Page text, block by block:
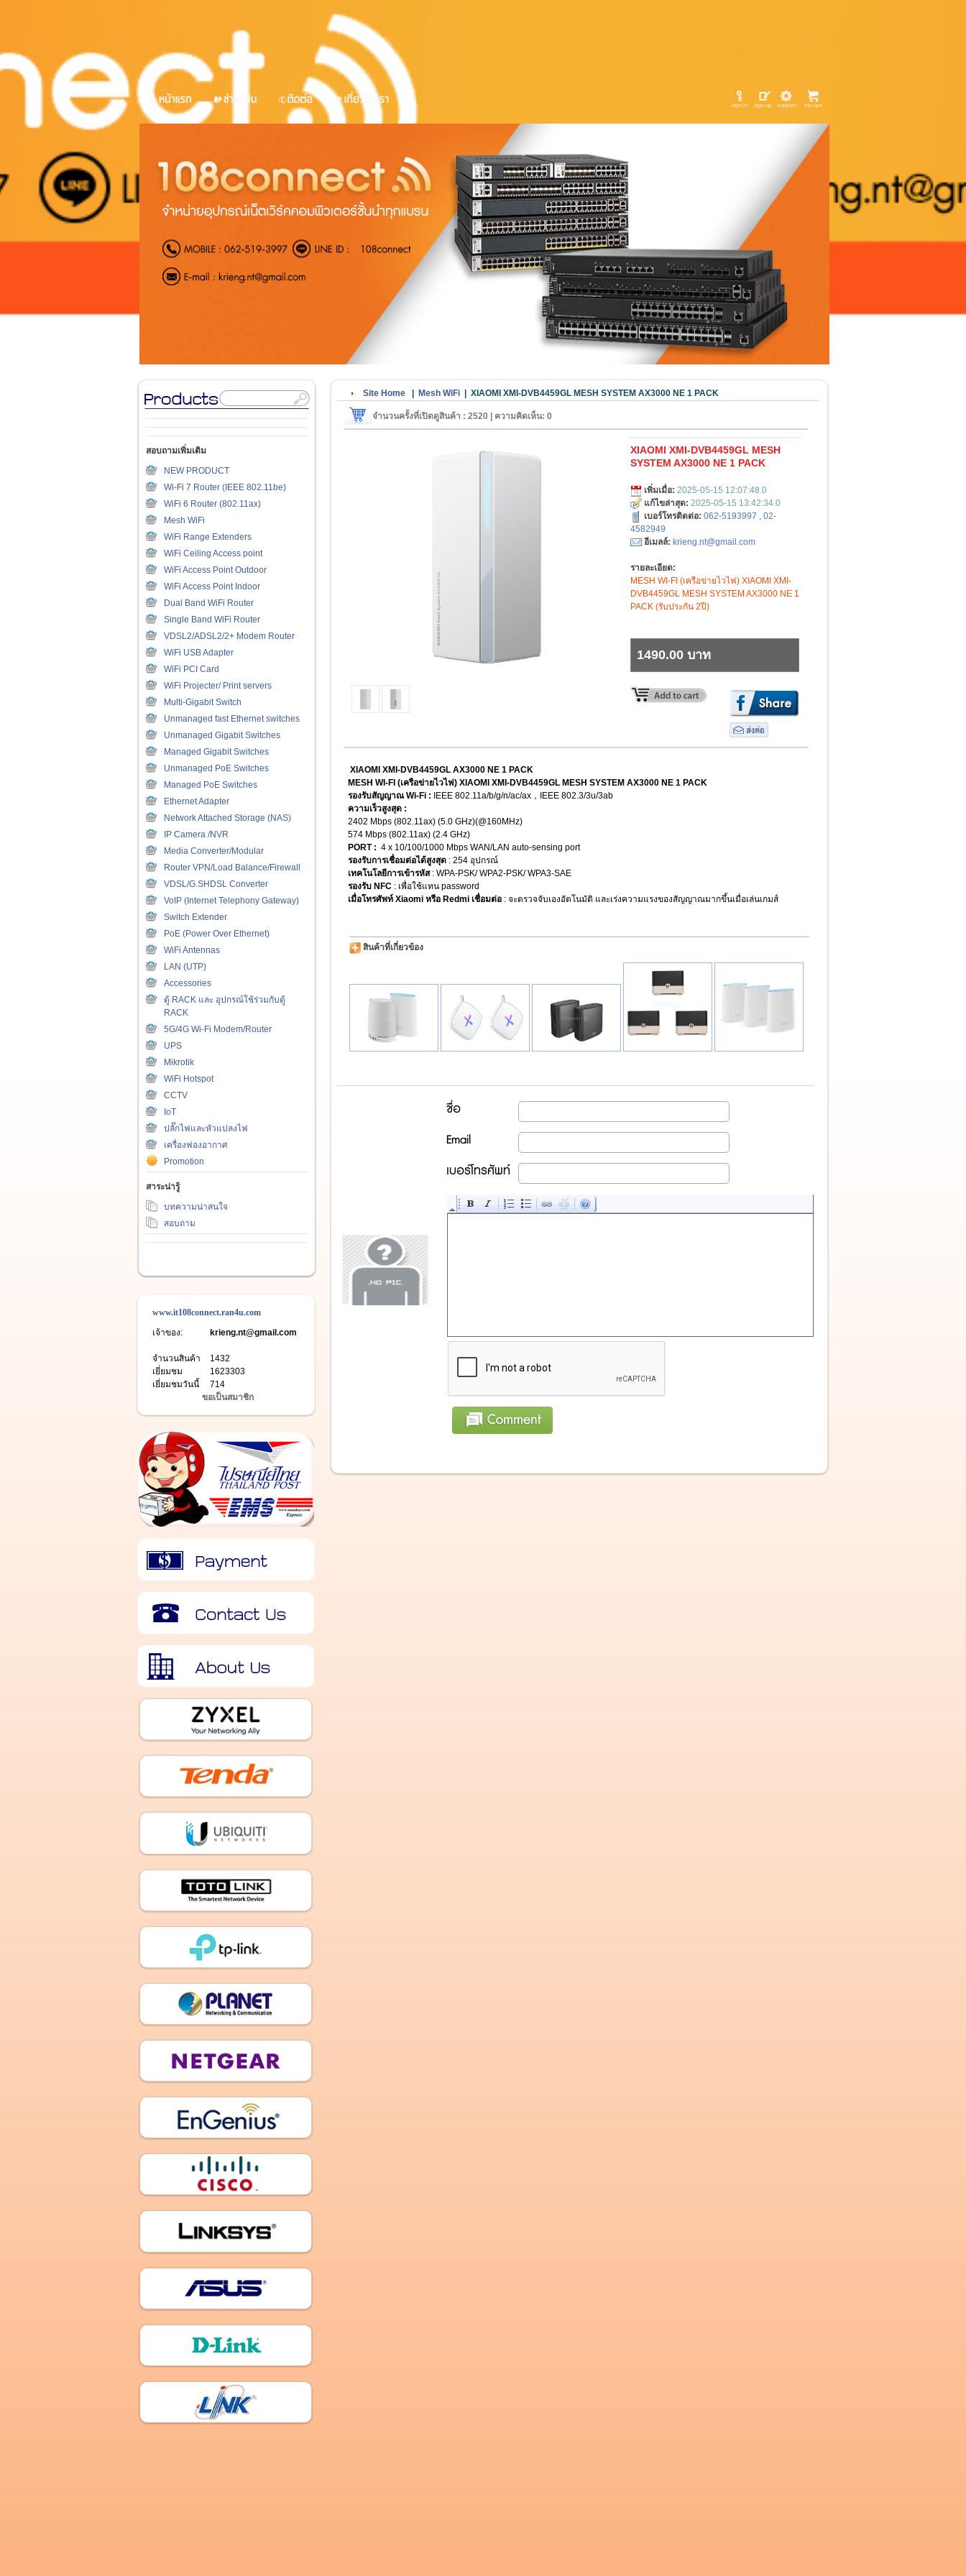
สอบถามเพิ่มเติม
NEW PRODUCT
Wi-Fi 7 Router (IEEE 802.11be)
WiFi 6 Router (802.11ax)
Mesh WiFi
WiFi Range Extenders
WiFi Ceiling Access point
WiFi Access Point Outdoor
WiFi Access Point Indoor
Dual Band WiFi Router
Single Band WiFi Router
VDSL2/ADSL2/2+ Modem Router
WiFi USB Adapter
WiFi PCI Card
WiFi Projecter/ Print servers
Multi-Gigabit Switch
Unmanaged fast Ethernet switches
Unmanaged Gigabit Switches
Managed Gigabit Switches
Unmanaged PoE Switches
Managed PoE Switches
Ethernet Adapter
Network Attached Storage (NAS)
IP Camera /NVR
Media Converter/Modular
Router VPN/Load Balance/Firewall
VDSL/G.SHDSL Converter
VoIP (Internet Telephony Gateway)
Switch Extender
PoE (Power Over Ethernet)
WiFi Antennas
LAN (UTP)
Accessories
ตู้ RACK และ อุปกรณ์ใช้ร่วมกับตู้
RACK
5G/4G Wi-Fi Modem/Router
UPS
Mikrotik
WiFi Hotspot
CCTV
IoT
ปลั๊กไฟและหัวแปลงไฟ
เครื่องฟองอากาศ
Promotion
สาระน่ารู้
บทความน่าสนใจ
สอบถาม
www.it108connect.ran4u.com
เจ้าของ:
krieng.nt@gmail.com
จำนวนสินค้า
1432
เยี่ยมชม
1623303
เยี่ยมชมวันนี้
714
ขอเป็นสมาชิก
Site Home| Mesh WiFi| XIAOMI XMI-DVB4459GL MESH SYSTEM AX3000 NE 1 PACK
จำนวนครั้งที่เปิดดูสินค้า : 2520 | ความคิดเห็น: 0
XIAOMI XMI-DVB4459GL MESH
SYSTEM AX3000 NE 1 PACK
เพิ่มเมื่อ: 2025-05-15 12:07:48.0
แก้ไขล่าสุด: 2025-05-15 13:42:34.0
เบอร์โทรติดต่อ: 062-5193997 , 02-
4582949
อีเมลล์: krieng.nt@gmail.com
รายละเอียด:
MESH WI-FI (เครือข่ายไวไฟ) XIAOMI XMI-
DVB4459GL MESH SYSTEM AX3000 NE 1
PACK (รับประกัน 2ปี)
1490.00 บาท
XIAOMI XMI-DVB4459GL AX3000 NE 1 PACK
MESH WI-FI (เครือข่ายไวไฟ) XIAOMI XMI-DVB4459GL MESH SYSTEM AX3000 NE 1 PACK
รองรับสัญญาณ Wi-Fi : IEEE 802.11a/b/g/n/ac/ax，IEEE 802.3/3u/3ab
ความเร็วสูงสุด :
2402 Mbps (802.11ax) (5.0 GHz)(@160MHz)
574 Mbps (802.11ax) (2.4 GHz)
PORT : 4 x 10/100/1000 Mbps WAN/LAN auto-sensing port
รองรับการเชื่อมต่อได้สูงสุด: 254 อุปกรณ์
เทคโนโลยีการเข้ารหัส: WPA-PSK/ WPA2-PSK/ WPA3-SAE
รองรับ NFC: เพื่อใช้แทน password
เมื่อโทรศัพท์ Xiaomi หรือ Redmi เชื่อมต่อ: จะตรวจจับเองอัตโนมัติ และเร่งความแรงของสัญญาณมากขึ้นเมื่อเล่นเกมส์
สินค้าที่เกี่ยวข้อง
ชื่อ
Email
เบอร์โทรศัพท์